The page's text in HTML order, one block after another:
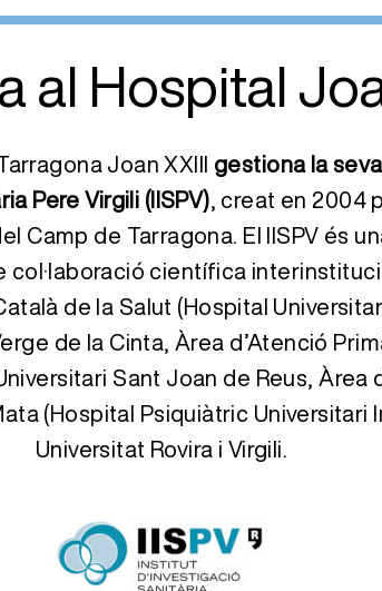
al Hospital
Joan XXIII gestiona la
Pere Virgili (IISPV) , creat en 2004
Camp de Tarragona. El IISPV és
col·laboració científica
de la Salut (Hospital
de la Cinta, Àrea d’Atenció
Sant Joan de Reus, Àrea
(Hospital Psiquiàtric Universitari
Universitat Rovira i Virgili.